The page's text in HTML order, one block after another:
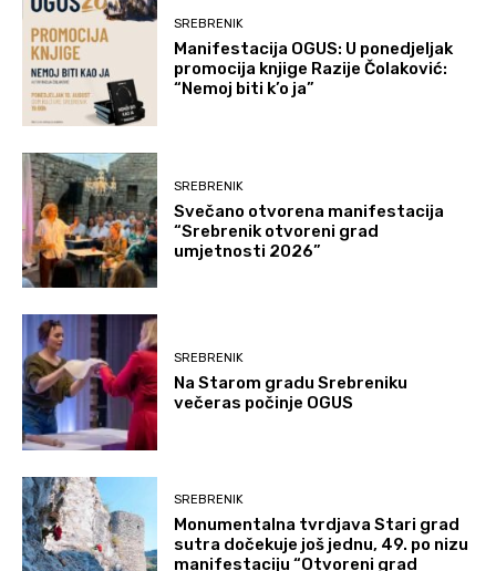
SREBRENIK
Manifestacija OGUS: U ponedjeljak
promocija knjige Razije Čolaković:
“Nemoj biti k’o ja”
SREBRENIK
Svečano otvorena manifestacija
“Srebrenik otvoreni grad
umjetnosti 2026”
SREBRENIK
Na Starom gradu Srebreniku
večeras počinje OGUS
SREBRENIK
Monumentalna tvrdjava Stari grad
sutra dočekuje još jednu, 49. po nizu
manifestaciju “Otvoreni grad